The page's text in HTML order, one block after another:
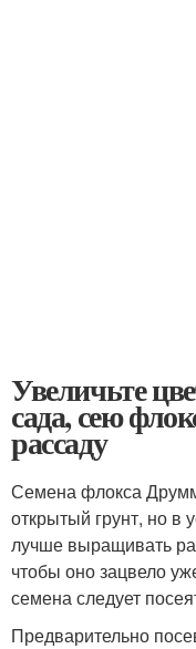
Увеличьте
сада, сею
рассаду
Семена флокса
открытый грунт, но в
лучше выращивать
чтобы оно зацвело
семена следует
Предварительно